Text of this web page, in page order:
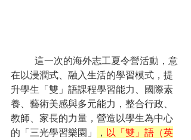
這一次的海外志工夏令營活動，意
在以浸潤式、融入生活的學習模式，提
升學生「雙」語課程學習能力、國際素
養、藝術美感與多元能力，整合行政、
教師、家長的力量，營造以學生為中心
的「三光學習樂園」
， 以「雙」語（英